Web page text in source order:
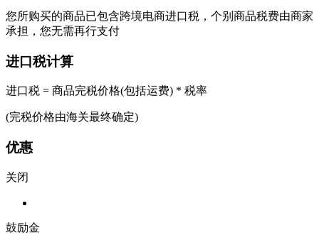
您所购买的商品已包含跨境电商进口税，个别商品税费由商家
承担，您无需再行支付
进口税计算
进口税 = 商品完税价格(包括运费) * 税率
(完税价格由海关最终确定)
优惠
关闭
鼓励金